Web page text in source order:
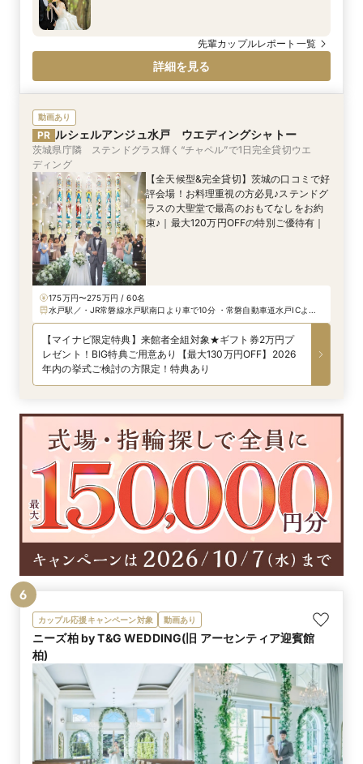
・大型駐車場1,000台完備
先輩カップルレポート一覧
詳細を見る
動画あり
PR ルシェルアンジュ水戸 ウエディングシャトー
茨城県庁隣 ステンドグラス輝く“チャペル”で1日完全貸切ウエ
ディング
【全天候型&完全貸切】茨城の口コミで好
評会場！お料理重視の方必見♪ステンドグ
ラスの大聖堂で最高のおもてなしをお約
束♪｜最大120万円OFFの特別ご優待有｜
175万円〜275万円 / 60名
水戸駅／・JR常磐線水戸駅南口より車で10分 ・常磐自動車道水戸ICより
車で15分 ・北関東自動車道茨城町東ICより車で10分
【マイナビ限定特典】来館者全組対象★ギフト券2万円プ
レゼント！BIG特典ご用意あり【最大130万円OFF】2026
年内の挙式ご検討の方限定！特典あり
カップル応援キャンペーン対象 動画あり
ニーズ柏 by T&G WEDDING(旧 アーセンティア迎賓館
柏)
6